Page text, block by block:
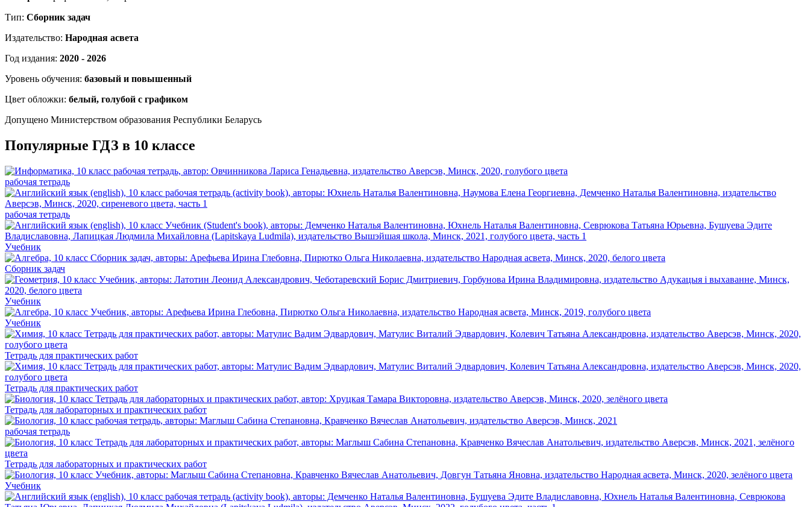
Тип: Сборник задач
Издательство: Народная асвета
Год издания: 2020 - 2026
Уровень обучения: базовый и повышенный
Цвет обложки: белый, голубой с графиком
Допущено Министерством образования Республики Беларусь
Популярные ГДЗ в 10 классе
рабочая тетрадь
рабочая тетрадь
Учебник
Сборник задач
Учебник
Учебник
Тетрадь для практических работ
Тетрадь для практических работ
Тетрадь для лабораторных и практических работ
рабочая тетрадь
Тетрадь для лабораторных и практических работ
Учебник